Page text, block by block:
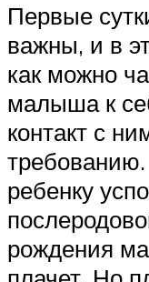
Первые
важны, и в
как можно
малыша к
контакт с
ребенку
рождения